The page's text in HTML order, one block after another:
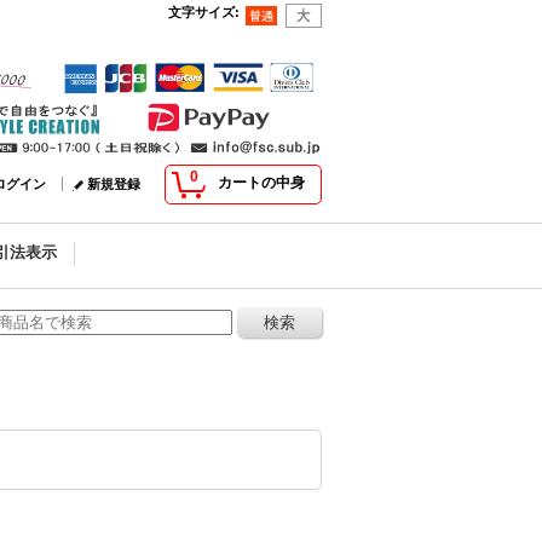
文字サイズ:
0 カートの中身
グイン 新規登録
法表示